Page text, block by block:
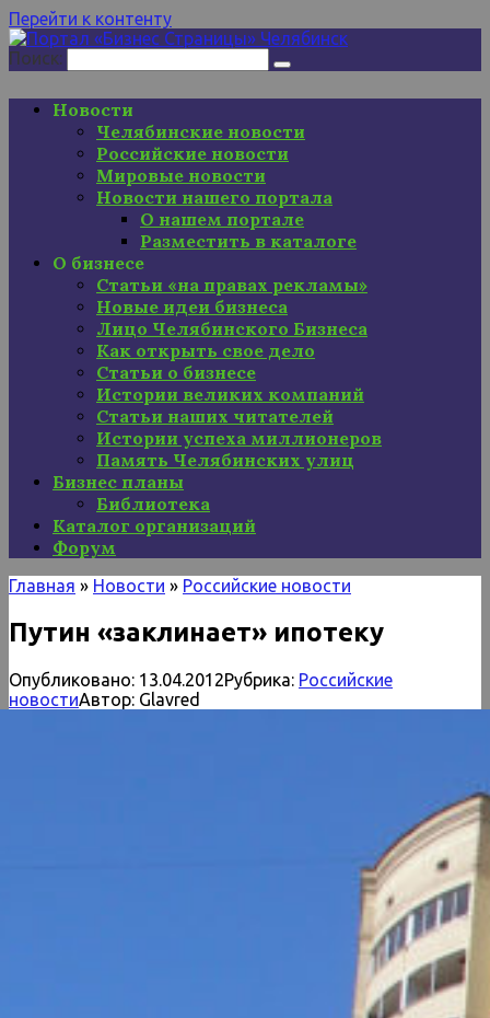
Перейти к контенту
Поиск:
Новости
Челябинские новости
Российские новости
Мировые новости
Новости нашего портала
О нашем портале
Разместить в каталоге
О бизнесе
Статьи «на правах рекламы»
Новые идеи бизнеса
Лицо Челябинского Бизнеса
Как открыть свое дело
Статьи о бизнесе
Истории великих компаний
Статьи наших читателей
Истории успеха миллионеров
Память Челябинских улиц
Бизнес планы
Библиотека
Каталог организаций
Форум
Главная » Новости » Российские новости
Путин «заклинает» ипотеку
Опубликовано: 13.04.2012Рубрика: Российские
новостиАвтор: Glavred